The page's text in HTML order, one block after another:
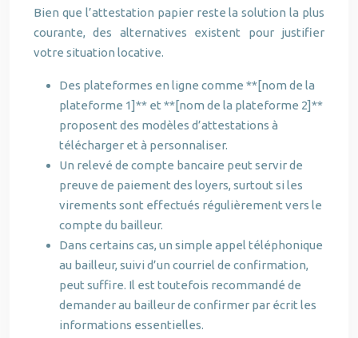
Bien que l’attestation papier reste la solution la plus
courante, des alternatives existent pour justifier
votre situation locative.
Des plateformes en ligne comme **[nom de la
plateforme 1]** et **[nom de la plateforme 2]**
proposent des modèles d’attestations à
télécharger et à personnaliser.
Un relevé de compte bancaire peut servir de
preuve de paiement des loyers, surtout si les
virements sont effectués régulièrement vers le
compte du bailleur.
Dans certains cas, un simple appel téléphonique
au bailleur, suivi d’un courriel de confirmation,
peut suffire. Il est toutefois recommandé de
demander au bailleur de confirmer par écrit les
informations essentielles.